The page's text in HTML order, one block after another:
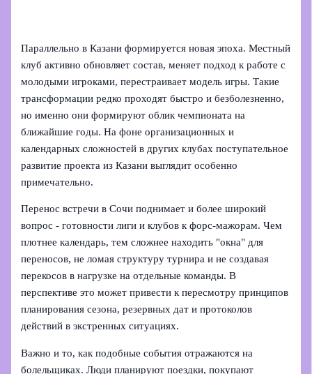
Параллельно в Казани формируется новая эпоха. Местный
клуб активно обновляет состав, меняет подход к работе с
молодыми игроками, перестраивает модель игры. Такие
трансформации редко проходят быстро и безболезненно,
но именно они формируют облик чемпионата на
ближайшие годы. На фоне организационных и
календарных сложностей в других клубах поступательное
развитие проекта из Казани выглядит особенно
примечательно.
Перенос встречи в Сочи поднимает и более широкий
вопрос - готовности лиги и клубов к форс-мажорам. Чем
плотнее календарь, тем сложнее находить "окна" для
переносов, не ломая структуру турнира и не создавая
перекосов в нагрузке на отдельные команды. В
перспективе это может привести к пересмотру принципов
планирования сезона, резервных дат и протоколов
действий в экстренных ситуациях.
Важно и то, как подобные события отражаются на
болельщиках. Люди планируют поездки, покупают